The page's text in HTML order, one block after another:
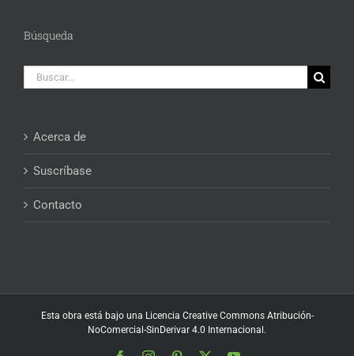
Búsqueda
Buscar:
Acerca de
Suscríbase
Contacto
Esta obra está bajo una Licencia Creative Commons Atribución-
NoComercial-SinDerivar 4.0 Internacional.